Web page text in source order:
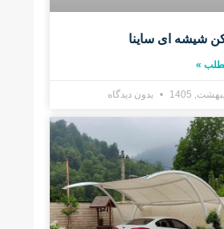
شیشه ای ساینا
»
بدون دیدگاه